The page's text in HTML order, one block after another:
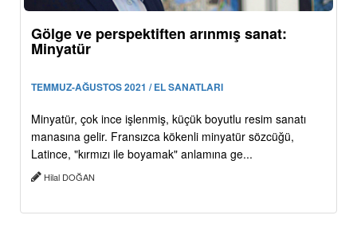
Gölge ve perspektiften arınmış sanat:
Minyatür
TEMMUZ-AĞUSTOS 2021 / EL SANATLARI
Minyatür, çok ince işlenmiş, küçük boyutlu resim sanatı
manasına gelir. Fransızca kökenli minyatür sözcüğü,
Latince, "kırmızı ile boyamak" anlamına ge...
Hilal DOĞAN